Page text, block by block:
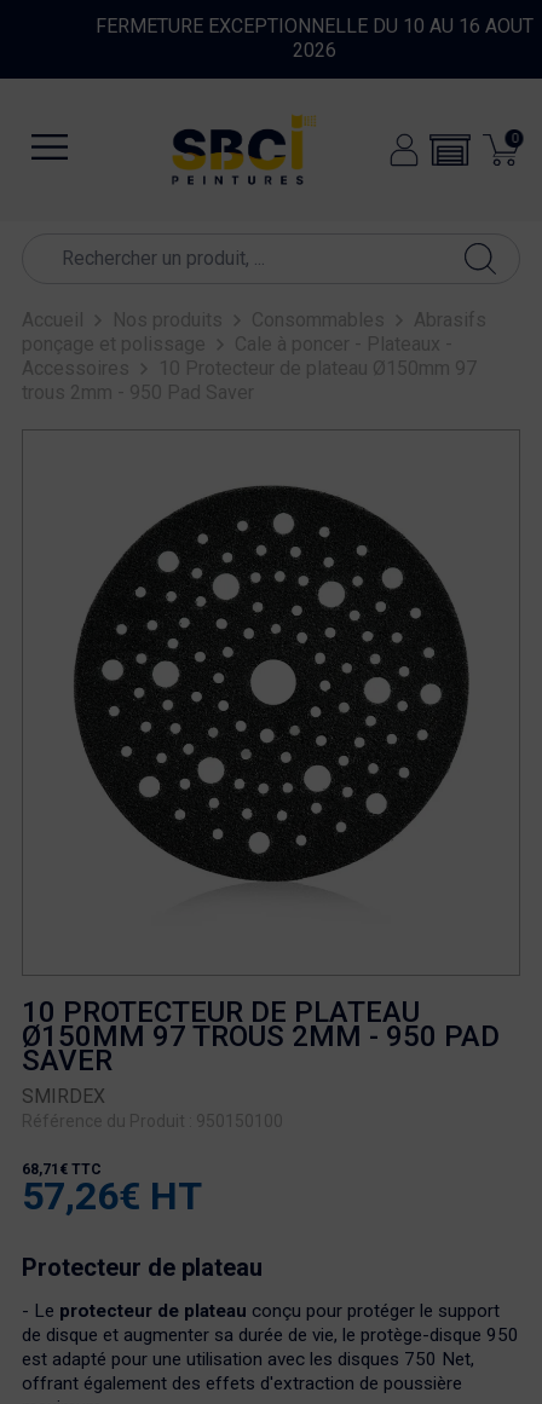
FERMETURE EXCEPTIONNELLE DU 10 AU 16 AOUT
0
Accueil Nos produits Consommables
Abrasifs
ponçage et polissage
Cale à poncer - Plateaux -
Accessoires
10 Protecteur de plateau Ø150mm 97
trous 2mm - 950 Pad Saver
10 PROTECTEUR DE PLATEAU
Ø150MM 97 TROUS 2MM - 950 PAD
SAVER
SMIRDEX
Référence du Produit : 950150100
57,26€ HT
68,71€ TTC
Protecteur de plateau
- Le protecteur de plateau conçu pour protéger le support
de disque et augmenter sa durée de vie, le protège-disque 950
est adapté pour une utilisation avec les disques 750 Net,
offrant également des effets d'extraction de poussière